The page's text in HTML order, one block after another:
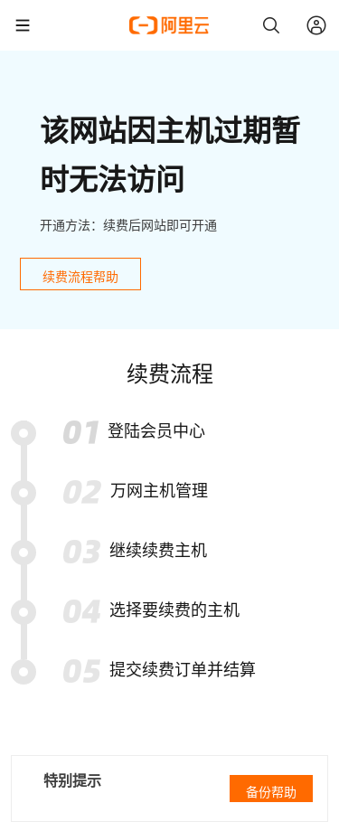
该网站因主机过期暂
时无法访问
开通方法：续费后网站即可开通
续费流程帮助
续费流程
登陆会员中心
万网主机管理
继续续费主机
选择要续费的主机
提交续费订单并结算
特别提示
备份帮助